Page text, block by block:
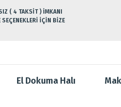
( 4 TAKSİT ) İMKANI
SEÇENEKLERİ İÇİN BİZE
El Dokuma Halı